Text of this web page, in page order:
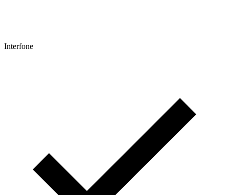
Interfone